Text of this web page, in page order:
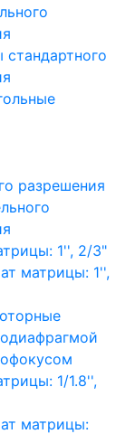
стандартного
разрешения
1'', 2/3"
матрицы: 1'',
1/1.8'',
матрицы: